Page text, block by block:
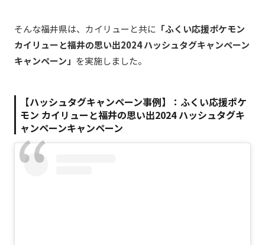
そんな福井県は、 カイリューと共に 「ふくい応援ポケモン
カイリューと福井の思い出2024 ハッシュタグキャンペーン
キャンペーン」 を実施しました。
【ハッシュタグキャンペーン事例】：ふくい応援ポケ
モン カイリューと福井の思い出2024 ハッシュタグキ
ャンペーンキャンペーン